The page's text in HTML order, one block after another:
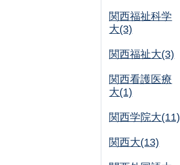
関西福祉科学
大(3)
関西福祉大(3)
関西看護医療
大(1)
関西学院大(11)
関西大(13)